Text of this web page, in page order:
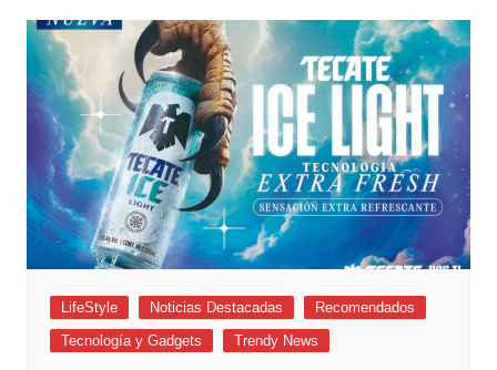
LifeStyle Noticias Destacadas
Recomendados
Tecnología y Gadgets
Trendy News